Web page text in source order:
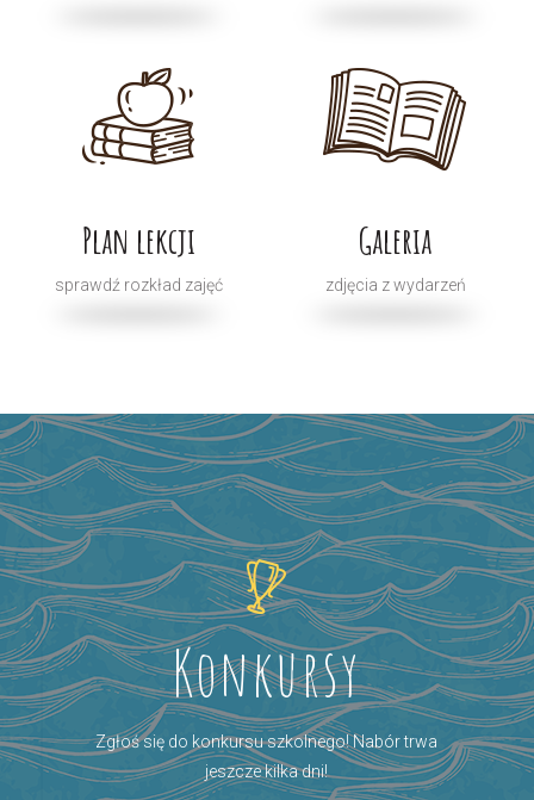
Plan lekcji
sprawdź rozkład zajęć
Galeria
zdjęcia z wydarzeń
Konkursy
Zgłoś się do konkursu szkolnego! Nabór trwa
jeszcze kilka dni!